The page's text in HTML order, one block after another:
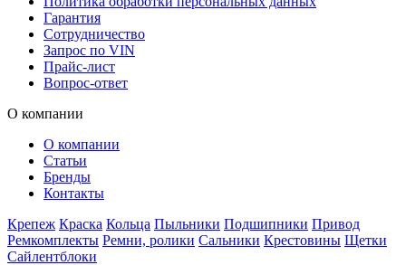
Гарантия
Сотрудничество
Запрос по VIN
Прайс-лист
Вопрос-ответ
О компании
О компании
Статьи
Бренды
Контакты
Крепеж Краска Кольца Пыльники Подшипники Привод
Ремкомплекты Ремни, ролики Сальники Крестовины Щетки
Сайлентблоки